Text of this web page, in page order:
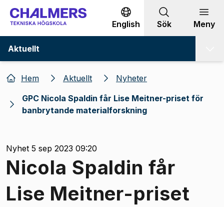
Gå till innehållet
English Sök Meny
Aktuellt
Hem Aktuellt
Nyheter
GPC Nicola Spaldin får Lise Meitner-priset för
banbrytande materialforskning
Nyhet 5 sep 2023 09:20
Nicola Spaldin får
Lise Meitner-priset